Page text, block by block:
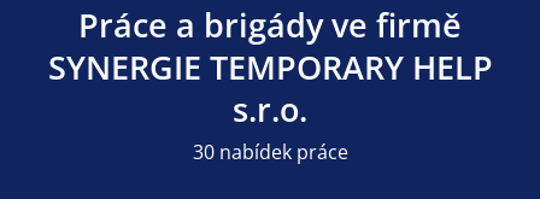
Práce a brigády ve firmě
SYNERGIE TEMPORARY HELP
s.r.o.
30 nabídek práce